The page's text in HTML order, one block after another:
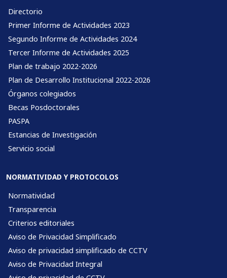
Directorio
Primer Informe de Actividades 2023
Segundo Informe de Actividades 2024
Tercer Informe de Actividades 2025
Plan de trabajo 2022-2026
Plan de Desarrollo Institucional 2022-2026
Órganos colegiados
Becas Posdoctorales
PASPA
Estancias de Investigación
Servicio social
NORMATIVIDAD Y PROTOCOLOS
Normatividad
Transparencia
Criterios editoriales
Aviso de Privacidad Simplificado
Aviso de privacidad simplificado de CCTV
Aviso de Privacidad Integral